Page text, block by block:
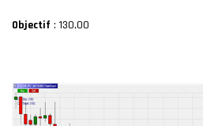
Objectif : 130,00